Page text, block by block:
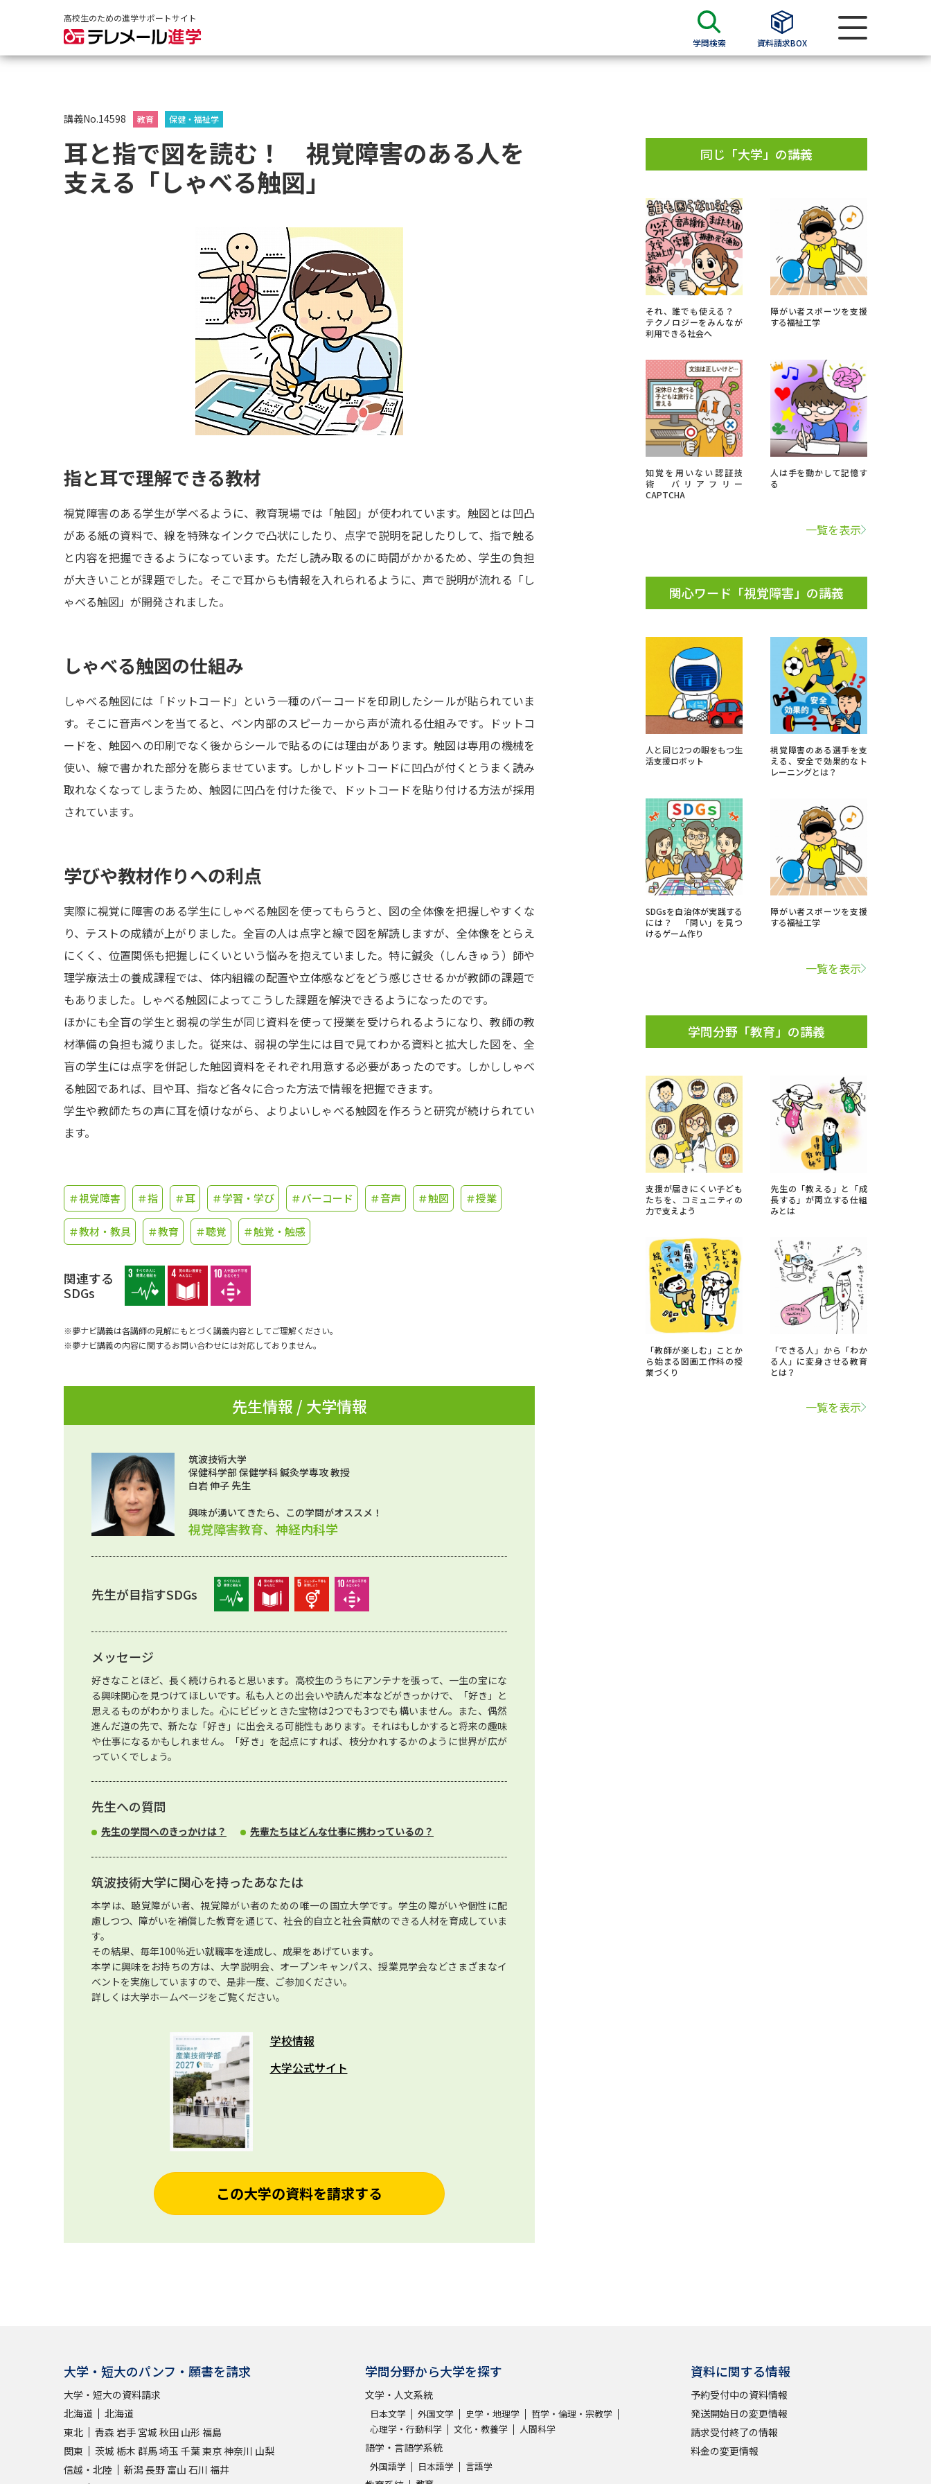
高校生のための進学サポートサイト
学問検索 資料請求BOX
大学・短大の資料種類から請求
大学パンフ
学部・学科パンフ
過去問題集
留学・進学関連、塾・予備校
大学入学共通テスト「受験上の配慮案内」の請求
高等学校卒業程度認定試験
小学校教員資格認定試験
大学検索
大学で学べる内容や特徴を調べる
新増設大学・学部・学科特集
データサイエンス特集
進路の３択
新学年スタート号特集ページ（高3生用）
オープンキャンパス検索
実施プログラムから探す
来場型・Web型イベント特集
受験準備 資料検索
先輩が入学を決めた理由
テレメール全国一斉進学調査
新生活お役立ちガイド
学問発見
大学で学びたい学問発見
学問のミニ講義「夢ナビ講義」 学問分野解説 学問の教科書 夢ナビライブ
ユーザーサポート
このサイトについて
資料の料金のお支払いについて 受付内容・発送状況の確認 テレメール
お支払いサイト
個人情報取扱規定
お問合せ先 テレメール進学カタログ訂正のご案内
講義No.14598 教育 保健・福祉学
耳と指で図を読む！ 視覚障害のある人を
支える「しゃべる触図」
指と耳で理解できる教材
視覚障害のある学生が学べるように、教育現場では「触図」が使われています。触図とは凹凸
がある紙の資料で、線を特殊なインクで凸状にしたり、点字で説明を記したりして、指で触る
と内容を把握できるようになっています。ただし読み取るのに時間がかかるため、学生の負担
が大きいことが課題でした。そこで耳からも情報を入れられるように、声で説明が流れる「し
ゃべる触図」が開発されました。
しゃべる触図の仕組み
しゃべる触図には「ドットコード」という一種のバーコードを印刷したシールが貼られていま
す。そこに音声ペンを当てると、ペン内部のスピーカーから声が流れる仕組みです。ドットコ
ードを、触図への印刷でなく後からシールで貼るのには理由があります。触図は専用の機械を
使い、線で書かれた部分を膨らませています。しかしドットコードに凹凸が付くとうまく読み
取れなくなってしまうため、触図に凹凸を付けた後で、ドットコードを貼り付ける方法が採用
されています。
学びや教材作りへの利点
実際に視覚に障害のある学生にしゃべる触図を使ってもらうと、図の全体像を把握しやすくな
り、テストの成績が上がりました。全盲の人は点字と線で図を解読しますが、全体像をとらえ
にくく、位置関係も把握しにくいという悩みを抱えていました。特に鍼灸（しんきゅう）師や
理学療法士の養成課程では、体内組織の配置や立体感などをどう感じさせるかが教師の課題で
もありました。しゃべる触図によってこうした課題を解決できるようになったのです。
ほかにも全盲の学生と弱視の学生が同じ資料を使って授業を受けられるようになり、教師の教
材準備の負担も減りました。従来は、弱視の学生には目で見てわかる資料と拡大した図を、全
盲の学生には点字を併記した触図資料をそれぞれ用意する必要があったのです。しかししゃべ
る触図であれば、目や耳、指など各々に合った方法で情報を把握できます。
学生や教師たちの声に耳を傾けながら、よりよいしゃべる触図を作ろうと研究が続けられてい
ます。
＃視覚障害 ＃指 ＃耳 ＃学習・学び ＃バーコード ＃音声 ＃触図 ＃授業
＃教材・教具 ＃教育 ＃聴覚 ＃触覚・触感
関連する
SDGs
※夢ナビ講義は各講師の見解にもとづく講義内容としてご理解ください。
※夢ナビ講義の内容に関するお問い合わせには対応しておりません。
先生情報 / 大学情報
筑波技術大学
保健科学部 保健学科 鍼灸学専攻 教授
白岩 伸子 先生
興味が湧いてきたら、この学問がオススメ！
視覚障害教育、神経内科学
先生が目指すSDGs
メッセージ
好きなことほど、長く続けられると思います。高校生のうちにアンテナを張って、一生の宝にな
る興味関心を見つけてほしいです。私も人との出会いや読んだ本などがきっかけで、「好き」と
思えるものがわかりました。心にビビッときた宝物は2つでも3つでも構いません。また、偶然
進んだ道の先で、新たな「好き」に出会える可能性もあります。それはもしかすると将来の趣味
や仕事になるかもしれません。「好き」を起点にすれば、枝分かれするかのように世界が広が
っていくでしょう。
先生への質問
先生の学問へのきっかけは？ 先輩たちはどんな仕事に携わっているの？
筑波技術大学に関心を持ったあなたは
本学は、聴覚障がい者、視覚障がい者のための唯一の国立大学です。学生の障がいや個性に配
慮しつつ、障がいを補償した教育を通じて、社会的自立と社会貢献のできる人材を育成していま
す。
その結果、毎年100％近い就職率を達成し、成果をあげています。
本学に興味をお持ちの方は、大学説明会、オープンキャンパス、授業見学会などさまざまなイ
ベントを実施していますので、是非一度、ご参加ください。
詳しくは大学ホームページをご覧ください。
学校情報
大学公式サイト
この大学の資料を請求する
同じ「大学」の講義
それ、誰でも使える？
テクノロジーをみんなが
利用できる社会へ
障がい者スポーツを支援
する福祉工学
知覚を用いない認証技
術 バリアフリー
CAPTCHA
人は手を動かして記憶す
る
一覧を表示
関心ワード「視覚障害」の講義
人と同じ2つの眼をもつ生
活支援ロボット
視覚障害のある選手を支
える、安全で効果的なト
レーニングとは？
SDGsを自治体が実践する
には？ 「問い」を見つ
けるゲーム作り
障がい者スポーツを支援
する福祉工学
一覧を表示
学問分野「教育」の講義
支援が届きにくい子ども
たちを、コミュニティの
力で支えよう
先生の「教える」と「成
長する」が両立する仕組
みとは
「教師が楽しむ」ことか
ら始まる図画工作科の授
業づくり
「できる人」から「わか
る人」に変身させる教育
とは？
一覧を表示
大学・短大のパンフ・願書を請求
大学・短大の資料請求
北海道
北海道
東北
青森 岩手 宮城 秋田 山形 福島
関東
茨城 栃木 群馬埼玉 千葉東京神奈川 山梨
信越・北陸
新潟長野 富山 石川 福井
学問分野から大学を探す
文学・人文系統
日本文学 外国文学 史学・地理学
哲学・倫理・宗教学
心理学・行動科学
文化・教養学 人間科学
語学・言語学系統
外国語学 日本語学 言語学
資料に関する情報
予約受付中の資料情報
発送開始日の変更情報
請求受付終了の情報
料金の変更情報